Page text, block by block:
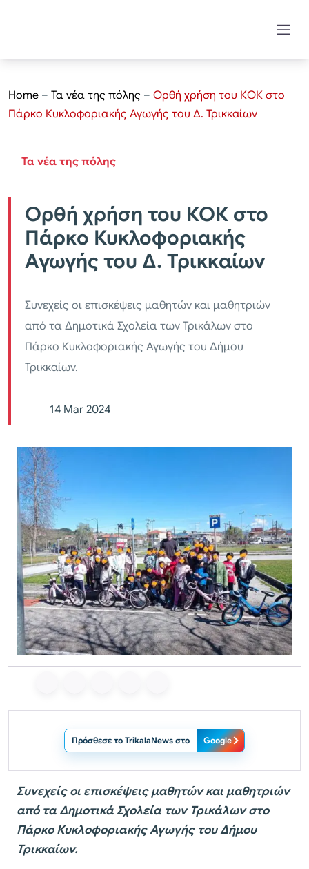
Home – Τα νέα της πόλης – Ορθή χρήση του ΚΟΚ στο
Πάρκο Κυκλοφοριακής Αγωγής του Δ. Τρικκαίων
Τα νέα της πόλης
Ορθή χρήση του ΚΟΚ στο
Πάρκο Κυκλοφοριακής
Αγωγής του Δ. Τρικκαίων
Συνεχείς οι επισκέψεις μαθητών και μαθητριών
από τα Δημοτικά Σχολεία των Τρικάλων στο
Πάρκο Κυκλοφοριακής Αγωγής του Δήμου
Τρικκαίων.
14 Mar 2024
Πρόσθεσε το TrikalaNews στο Google
Συνεχείς οι επισκέψεις μαθητών και μαθητριών
από τα Δημοτικά Σχολεία των Τρικάλων στο
Πάρκο Κυκλοφοριακής Αγωγής του Δήμου
Τρικκαίων.